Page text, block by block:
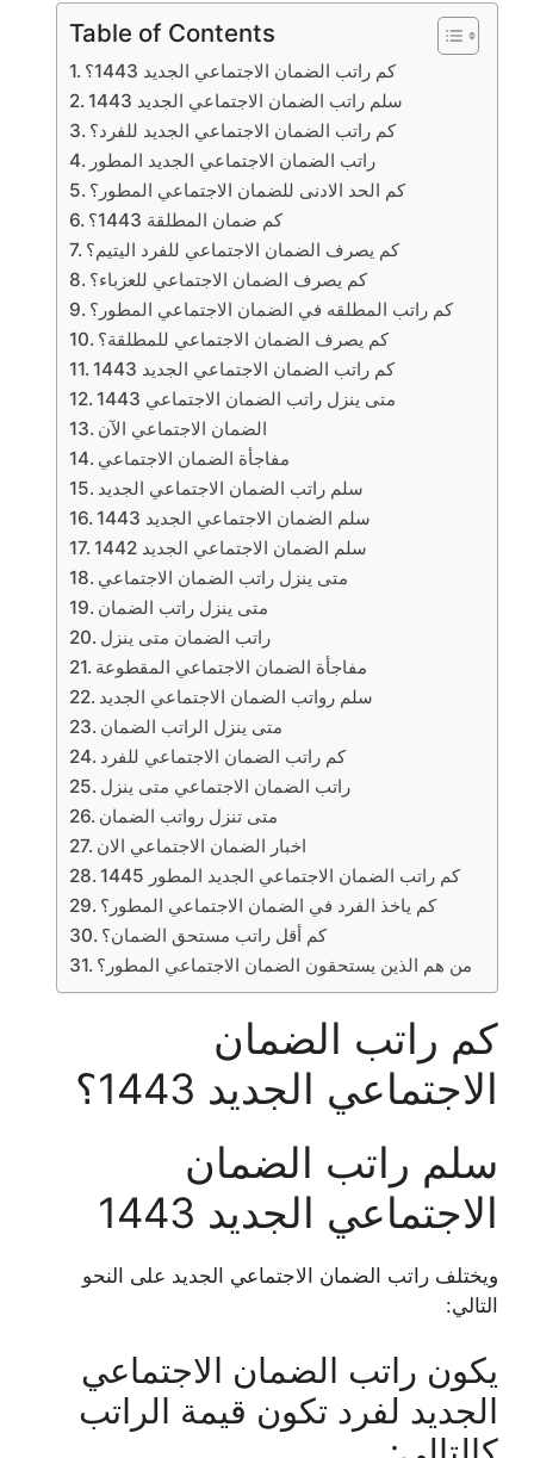
Table of Contents
كم راتب الضمان الاجتماعي الجديد 1443؟
سلم راتب الضمان الاجتماعي الجديد 1443
كم راتب الضمان الاجتماعي الجديد للفرد؟
راتب الضمان الاجتماعي الجديد المطور
كم الحد الادنى للضمان الاجتماعي المطور؟
كم ضمان المطلقة 1443؟
كم يصرف الضمان الاجتماعي للفرد اليتيم؟
كم يصرف الضمان الاجتماعي للعزباء؟
كم راتب المطلقه في الضمان الاجتماعي المطور؟
كم يصرف الضمان الاجتماعي للمطلقة؟
كم راتب الضمان الاجتماعي الجديد 1443
متى ينزل راتب الضمان الاجتماعي 1443
الضمان الاجتماعي الآن
مفاجأة الضمان الاجتماعي
سلم راتب الضمان الاجتماعي الجديد
سلم الضمان الاجتماعي الجديد 1443
سلم الضمان الاجتماعي الجديد 1442
متى ينزل راتب الضمان الاجتماعي
متى ينزل راتب الضمان
راتب الضمان متى ينزل
مفاجأة الضمان الاجتماعي المقطوعة
سلم رواتب الضمان الاجتماعي الجديد
متى ينزل الراتب الضمان
كم راتب الضمان الاجتماعي للفرد
راتب الضمان الاجتماعي متى ينزل
متى تنزل رواتب الضمان
اخبار الضمان الاجتماعي الان
كم راتب الضمان الاجتماعي الجديد المطور 1445
كم ياخذ الفرد في الضمان الاجتماعي المطور؟
كم أقل راتب مستحق الضمان؟
من هم الذين يستحقون الضمان الاجتماعي المطور؟
كم راتب الضمان
الاجتماعي الجديد 1443؟
سلم راتب الضمان
الاجتماعي الجديد 1443
ويختلف راتب الضمان الاجتماعي الجديد على النحو
التالي:
يكون راتب الضمان الاجتماعي
الجديد لفرد تكون قيمة الراتب